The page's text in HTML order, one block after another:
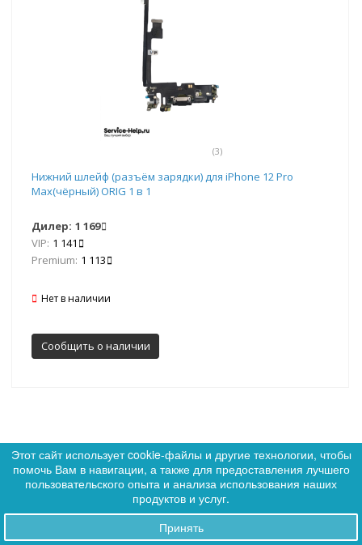
0
(3)
Нижний шлейф (разъём зарядки) для iPhone 12 Pro
Max(чёрный) ORIG 1 в 1
Дилер: 1 169
VIP: 1 141
Premium: 1 113
Нет в наличии
Сообщить о наличии
Артикул: 348947 Хит
Этот сайт использует cookie-файлы и другие технологии, чтобы
помочь Вам в навигации, а также для предоставления лучшего
пользовательского опыта и анализа использования наших
продуктов и услуг.
Принять